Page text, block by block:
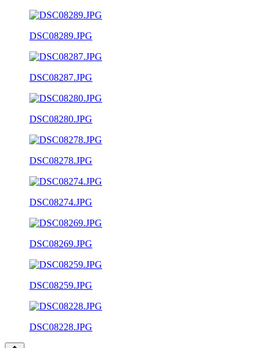
DSC08289.JPG
DSC08287.JPG
DSC08280.JPG
DSC08278.JPG
DSC08274.JPG
DSC08269.JPG
DSC08259.JPG
DSC08228.JPG